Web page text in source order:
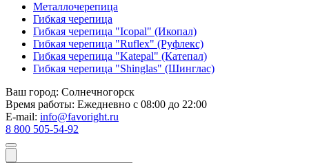
Металлочерепица
Гибкая черепица
Гибкая черепица "Icopal" (Икопал)
Гибкая черепица "Ruflex" (Руфлекс)
Гибкая черепица "Katepal" (Катепал)
Гибкая черепица "Shinglas" (Шинглас)
Ваш город: Солнечногорск
Время работы: Ежедневно с 08:00 до 22:00
E-mail: info@favoright.ru
8 800 505-54-92